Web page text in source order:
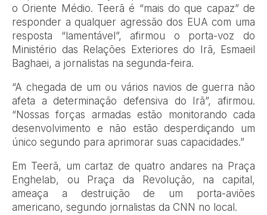
o Oriente Médio. Teerã é “mais do que capaz” de
responder a qualquer agressão dos EUA com uma
resposta “lamentável”, afirmou o porta-voz do
Ministério das Relações Exteriores do Irã, Esmaeil
Baghaei, a jornalistas na segunda-feira.
“A chegada de um ou vários navios de guerra não
afeta a determinação defensiva do Irã”, afirmou.
“Nossas forças armadas estão monitorando cada
desenvolvimento e não estão desperdiçando um
único segundo para aprimorar suas capacidades.”
Em Teerã, um cartaz de quatro andares na Praça
Enghelab, ou Praça da Revolução, na capital,
ameaça a destruição de um porta-aviões
americano, segundo jornalistas da CNN no local.